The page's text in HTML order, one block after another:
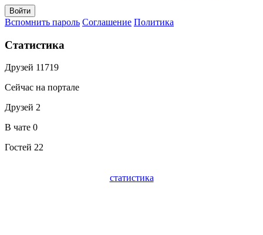
Вспомнить пароль Соглашение Политика
Статистика
Друзей 11719
Сейчас на портале
Друзей 2
В чате 0
Гостей 22
статистика